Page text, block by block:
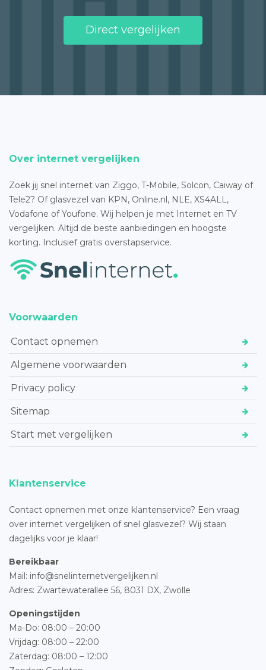
Direct vergelijken
Over internet vergelijken
Zoek jij snel internet van Ziggo, T-Mobile, Solcon, Caiway of
Tele2? Of glasvezel van KPN, Online.nl, NLE, XS4ALL,
Vodafone of Youfone. Wij helpen je met Internet en TV
vergelijken. Altijd de beste aanbiedingen en hoogste
korting. Inclusief gratis overstapservice.
Voorwaarden
Contact opnemen
Algemene voorwaarden
Privacy policy
Sitemap
Start met vergelijken
Klantenservice
Contact opnemen met onze klantenservice? Een vraag
over internet vergelijken of snel glasvezel? Wij staan
dagelijks voor je klaar!
Bereikbaar
Mail: info@snelinternetvergelijken.nl
Adres: Zwartewaterallee 56, 8031 DX, Zwolle
Openingstijden
Ma-Do: 08:00 – 20:00
Vrijdag: 08:00 – 22:00
Zaterdag: 08:00 – 12:00